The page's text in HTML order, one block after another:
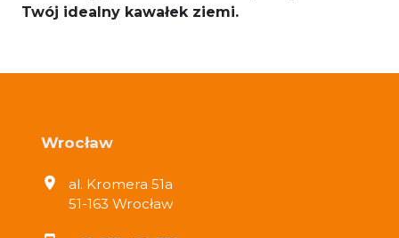
Twój idealny kawałek ziemi.
Wrocław
al. Kromera 51a
51-163 Wrocław